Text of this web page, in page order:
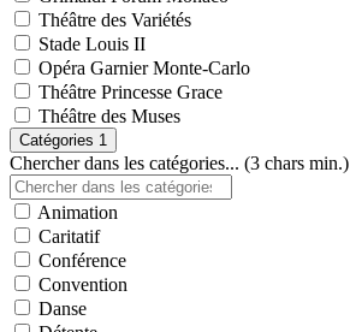
Théâtre des Variétés
Stade Louis II
Opéra Garnier Monte-Carlo
Théâtre Princesse Grace
Théâtre des Muses
Catégories 1
Chercher dans les catégories... (3 chars min.)
Animation
Caritatif
Conférence
Convention
Danse